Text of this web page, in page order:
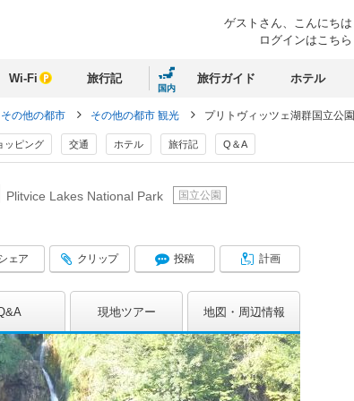
ゲストさん、 こんにちは
ログインはこちら
Wi-Fi 旅行記
国内
旅行ガイド ホテル
その他の都市 その他の都市 観光 プリトヴィッツェ湖群国立公園
ッピング 交通 ホテル 旅行記 Q＆A
Plitvice Lakes National Park 国立公園
ェア クリップ 投稿 計画
現地ツアー 地図 周辺情報